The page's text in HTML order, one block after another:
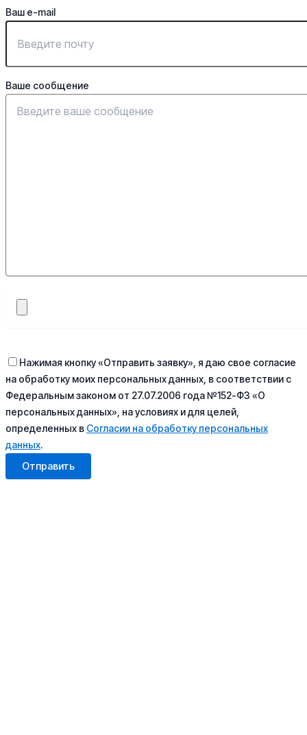
Ваш e-mail
Ваше сообщение
Нажимая кнопку «Отправить заявку», я даю свое согласие
на обработку моих персональных данных, в соответствии с
Федеральным законом от 27.07.2006 года №152-ФЗ «О
персональных данных», на условиях и для целей,
определенных в Согласии на обработку персональных
данных.